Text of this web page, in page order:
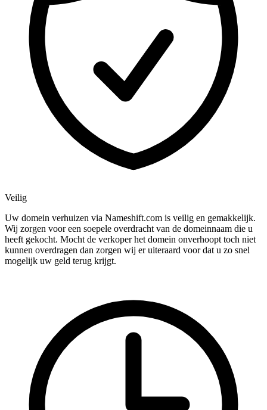
Veilig
Uw domein verhuizen via Nameshift.com is veilig en gemakkelijk.
Wij zorgen voor een soepele overdracht van de domeinnaam die u
heeft gekocht. Mocht de verkoper het domein onverhoopt toch niet
kunnen overdragen dan zorgen wij er uiteraard voor dat u zo snel
mogelijk uw geld terug krijgt.